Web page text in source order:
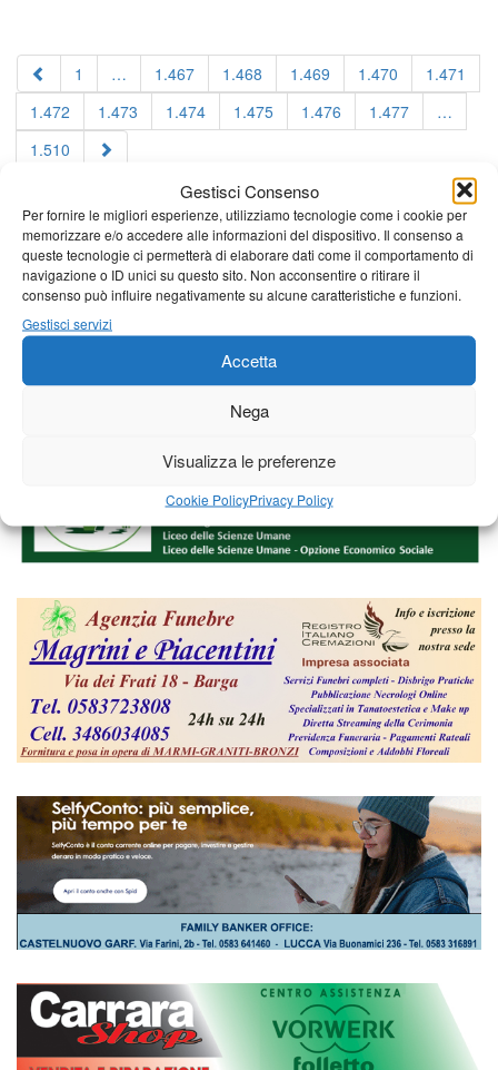
Gestisci Consenso
Per fornire le migliori esperienze, utilizziamo tecnologie come i cookie per
memorizzare e/o accedere alle informazioni del dispositivo. Il consenso a
queste tecnologie ci permetterà di elaborare dati come il comportamento di
navigazione o ID unici su questo sito. Non acconsentire o ritirare il
consenso può influire negativamente su alcune caratteristiche e funzioni.
Gestisci servizi
Accetta
Nega
Visualizza le preferenze
Cookie PolicyPrivacy Policy
1 … 1.467 1.468 1.469 1.470
1.471
1.472
1.473 1.474 1.475 1.476 1.477
…
1.510